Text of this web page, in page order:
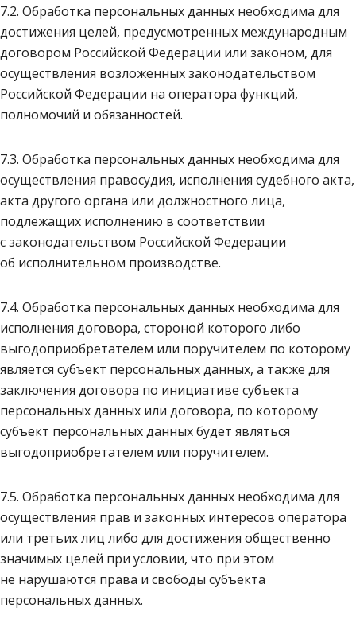
7.2. Обработка персональных данных необходима для
достижения целей, предусмотренных международным
договором Российской Федерации или законом, для
осуществления возложенных законодательством
Российской Федерации на оператора функций,
полномочий и обязанностей.
7.3. Обработка персональных данных необходима для
осуществления правосудия, исполнения судебного акта,
акта другого органа или должностного лица,
подлежащих исполнению в соответствии
с законодательством Российской Федерации
об исполнительном производстве.
7.4. Обработка персональных данных необходима для
исполнения договора, стороной которого либо
выгодоприобретателем или поручителем по которому
является субъект персональных данных, а также для
заключения договора по инициативе субъекта
персональных данных или договора, по которому
субъект персональных данных будет являться
выгодоприобретателем или поручителем.
7.5. Обработка персональных данных необходима для
осуществления прав и законных интересов оператора
или третьих лиц либо для достижения общественно
значимых целей при условии, что при этом
не нарушаются права и свободы субъекта
персональных данных.